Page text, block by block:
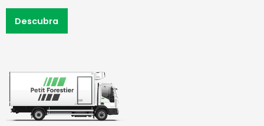
Descubra